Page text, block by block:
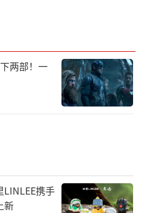
两部！一
携手
新